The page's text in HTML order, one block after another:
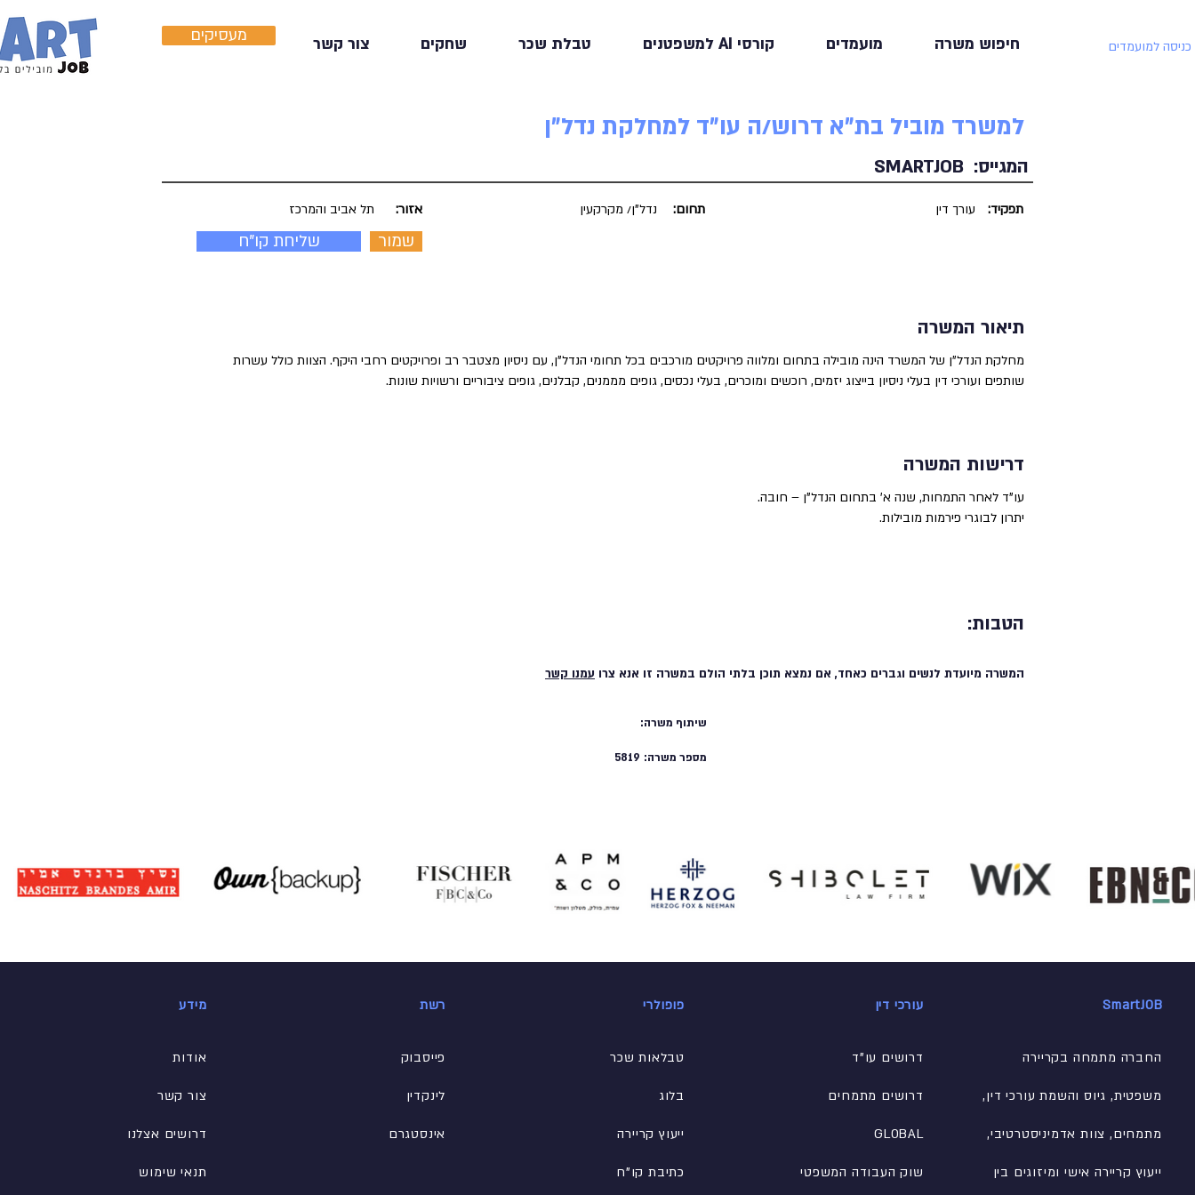
מעסיקים חיפוש משרה מועמדים קורסי AI למשפטנים טבלת שכר שחקים צור קשר כניסה למועמדים
למשרד מוביל בת"א דרוש/ה עו"ד למחלקת נדל"ן
SMARTJOB המגייס:
תל אביב והמרכז אזור:
שליחת קו"ח שמור
נדל"ן/ מקרקעין תחום: עורך דין תפקיד:
תיאור המשרה
מחלקת הנדל"ן של המשרד הינה מובילה בתחום ומלווה פרויקטים מורכבים בכל תחומי הנדל"ן, עם ניסיון מצטבר רב ופרויקטים רחבי היקף. הצוות כולל עשרות
שותפים ועורכי דין בעלי ניסיון בייצוג יזמים, רוכשים ומוכרים, בעלי נכסים, גופים מממנים, קבלנים, גופים ציבוריים ורשויות שונות.
דרישות המשרה
עו"ד לאחר התמחות, שנה א' בתחום הנדל"ן – חובה.
יתרון לבוגרי פירמות מובילות.
הטבות:
המשרה מיועדת לנשים וגברים כאחד, אם נמצא תוכן בלתי הולם במשרה זו אנא צרו עמנו קשר
שיתוף משרה:
5819 מספר משרה:
מידע
אודות
צור קשר
דרושים אצלנו
תנאי שימוש
רשת
פייסבוק
לינקדין
אינסטגרם
פופולרי
טבלאות שכר
בלוג
ייעוץ קריירה
כתיבת קו"ח
עורכי דין
דרושים עו"ד
דרושים מתמחים
GLOBAL
שוק העבודה המשפטי
SmartJOB
החברה מתמחה בקריירה
משפטית, גיוס והשמת עורכי דין,
מתמחים, צוות אדמיניסטרטיבי,
ייעוץ קריירה אישי ומיזוגים בין